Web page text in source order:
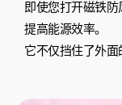
即使您打开磁铁
提高能源效率。
它不仅挡住了外面